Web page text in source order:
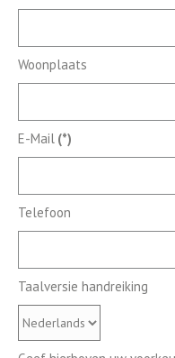
Woonplaats
E-Mail (*)
Telefoon
Taalversie handreiking